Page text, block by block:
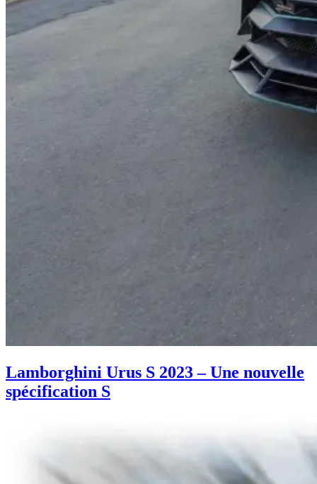
Lamborghini Urus S 2023 – Une nouvelle
spécification S